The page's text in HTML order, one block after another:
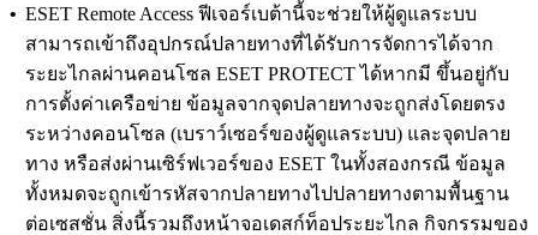
• ESET Remote Access ฟีเจอร์เบต้านี้จะช่วยให้ผู้ดูแลระบบ
สามารถเข้าถึงอุปกรณ์ปลายทางที่ได้รับการจัดการได้จาก
ระยะไกลผ่านคอนโซล ESET PROTECT ได้หากมี ขึ้นอยู่กับ
การตั้งค่าเครือข่าย ข้อมูลจากจุดปลายทางจะถูกส่งโดยตรง
ระหว่างคอนโซล (เบราว์เซอร์ของผู้ดูแลระบบ) และจุดปลาย
ทาง หรือส่งผ่านเซิร์ฟเวอร์ของ ESET ในทั้งสองกรณี ข้อมูล
ทั้งหมดจะถูกเข้ารหัสจากปลายทางไปปลายทางตามพื้นฐาน
ต่อเซสชั่น สิ่งนี้รวมถึงหน้าจอเดสก์ท็อประยะไกล กิจกรรมของ